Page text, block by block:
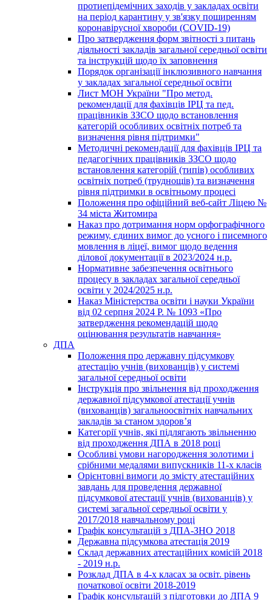
протиепідемічних заходів у закладах освіти
на період карантину у зв'язку поширенням
коронавірусної хвороби (COVID-19)
Про затвердження форм звітності з питань
діяльності закладів загальної середньої освіти
та інструкцій щодо їх заповнення
Порядок організації інклюзивного навчання
у закладах загальної середньої освіти
Лист МОН України "Про метод.
рекомендації для фахівців ІРЦ та пед.
працівників ЗЗСО щодо встановлення
категорій особливих освітніх потреб та
визначення рівня підтримки"
Методичні рекомендації для фахівців ІРЦ та
педагогічних працівників ЗЗСО щодо
встановлення категорій (типів) особливих
освітніх потреб (труднощів) та визначення
рівня підтримки в освітньому процесі
Положення про офіційний веб-сайт Ліцею №
34 міста Житомира
Наказ про дотримання норм орфографічного
режиму, єдиних вимог до усного і писемного
мовлення в ліцеї, вимог щодо ведення
ділової документації в 2023/2024 н.р.
Нормативне забезпечення освітнього
процесу в закладах загальної середньої
освіти у 2024/2025 н.р.
Наказ Міністерства освіти і науки України
від 02 серпня 2024 Р. № 1093 «Про
затвердження рекомендацій щодо
оцінювання результатів навчання»
ДПА
Положення про державну підсумкову
атестацію учнів (вихованців) у системі
загальної середньої освіти
Інструкція про звільнення від проходження
державної підсумкової атестації учнів
(вихованців) загальноосвітніх навчальних
закладів за станом здоров’я
Категорії учнів, які підлягають звільненню
від проходження ДПА в 2018 році
Особливі умови нагородження золотими і
срібними медалями випускників 11-х класів
Орієнтовні вимоги до змісту атестаційних
завдань для проведення державної
підсумкової атестації учнів (вихованців) у
системі загальної середньої освіти у
2017/2018 навчальному році
Графік консультацій з ДПА-ЗНО 2018
Державна підсумкова атестація 2019
Склад державних атестаційних комісій 2018
- 2019 н.р.
Розклад ДПА в 4-х класах за освіт. рівень
початкової освіти 2018-2019
Графік консультацій з підготовки до ДПА 9